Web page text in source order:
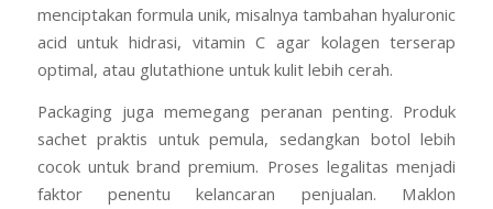
menciptakan formula unik, misalnya tambahan hyaluronic
acid untuk hidrasi, vitamin C agar kolagen terserap
optimal, atau glutathione untuk kulit lebih cerah.
Packaging juga memegang peranan penting. Produk
sachet praktis untuk pemula, sedangkan botol lebih
cocok untuk brand premium. Proses legalitas menjadi
faktor penentu kelancaran penjualan. Maklon